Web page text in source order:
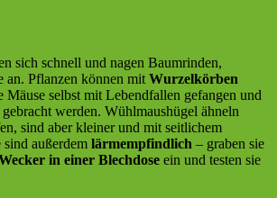
sich schnell und nagen Baumrinden,
an. Pflanzen können mit Wurzelkörben
Mäuse selbst mit Lebendfallen gefangen und
werden. Wühlmaushügel ähneln
sind aber kleiner und mit seitlichem
außerdem lärmempfindlich – graben sie
in einer Blechdose ein und testen sie